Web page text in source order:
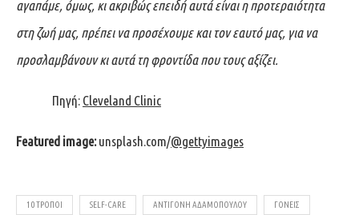
αγαπάμε, όμως, κι ακριβώς επειδή αυτά είναι η προτεραιότητα
στη ζωή μας, πρέπει να προσέχουμε και τον εαυτό μας, για να
προσλαμβάνουν κι αυτά τη φροντίδα που τους αξίζει.
Πηγή: Cleveland Clinic
Featured image:unsplash.com/@gettyimages
10 ΤΡΌΠΟΙ SELF-CARE ΑΝΤΙΓΌΝΗ ΑΔΑΜΟΠΟΎΛΟΥ ΓΟΝΕΊΣ